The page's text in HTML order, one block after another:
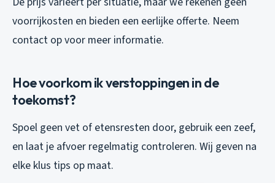
voorrijkosten en bieden een eerlijke offerte. Neem
contact op voor meer informatie.
Hoe voorkom ik verstoppingen in de
toekomst?
Spoel geen vet of etensresten door, gebruik een zeef,
en laat je afvoer regelmatig controleren. Wij geven na
elke klus tips op maat.